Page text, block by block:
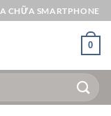
CHỮA SMARTPHONE
0